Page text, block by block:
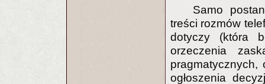
Samo
treści rozmów
dotyczy (która
orzeczenia
ogłoszenia